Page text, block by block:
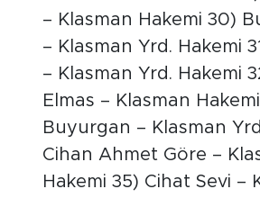
– Klasman Hakemi 30)
– Klasman Yrd. Hakemi
– Klasman Yrd. Hakemi
Elmas – Klasman
Buyurgan – Klasman
Cihan Ahmet Göre –
Hakemi 35) Cihat Sevi –